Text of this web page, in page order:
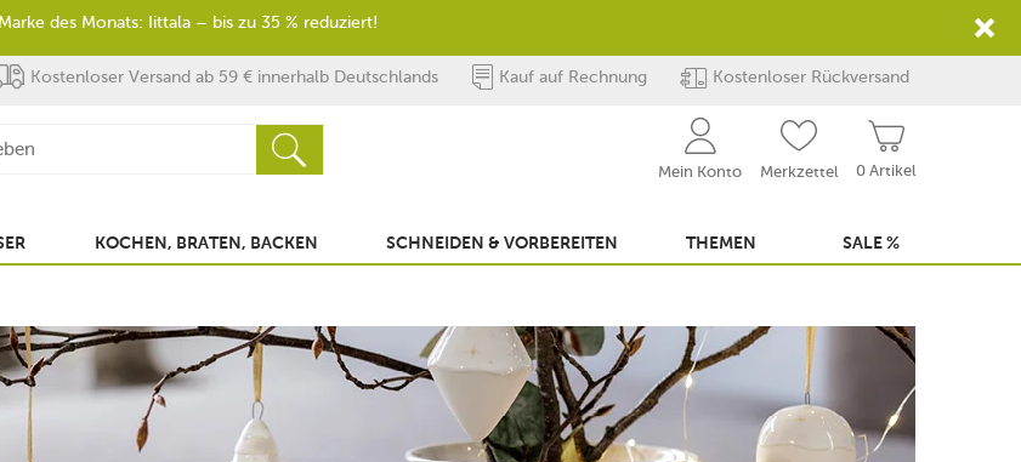
Kostenloser Versand ab 59 € innerhalb Deutschlands Kauf auf Rechnung Kostenloser Rückversand
0 Artikel
Mein Konto Merkzettel
KOCHEN, BRATEN, BACKEN SCHNEIDEN & VORBEREITEN THEMEN SALE %
Marke des Monats: Iittala – bis zu 35 % reduziert!